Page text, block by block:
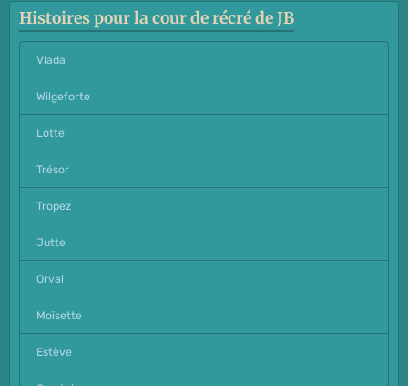
Histoires pour la cour de récré de JB
Vlada
Wilgeforte
Lotte
Trésor
Tropez
Jutte
Orval
Moïsette
Estève